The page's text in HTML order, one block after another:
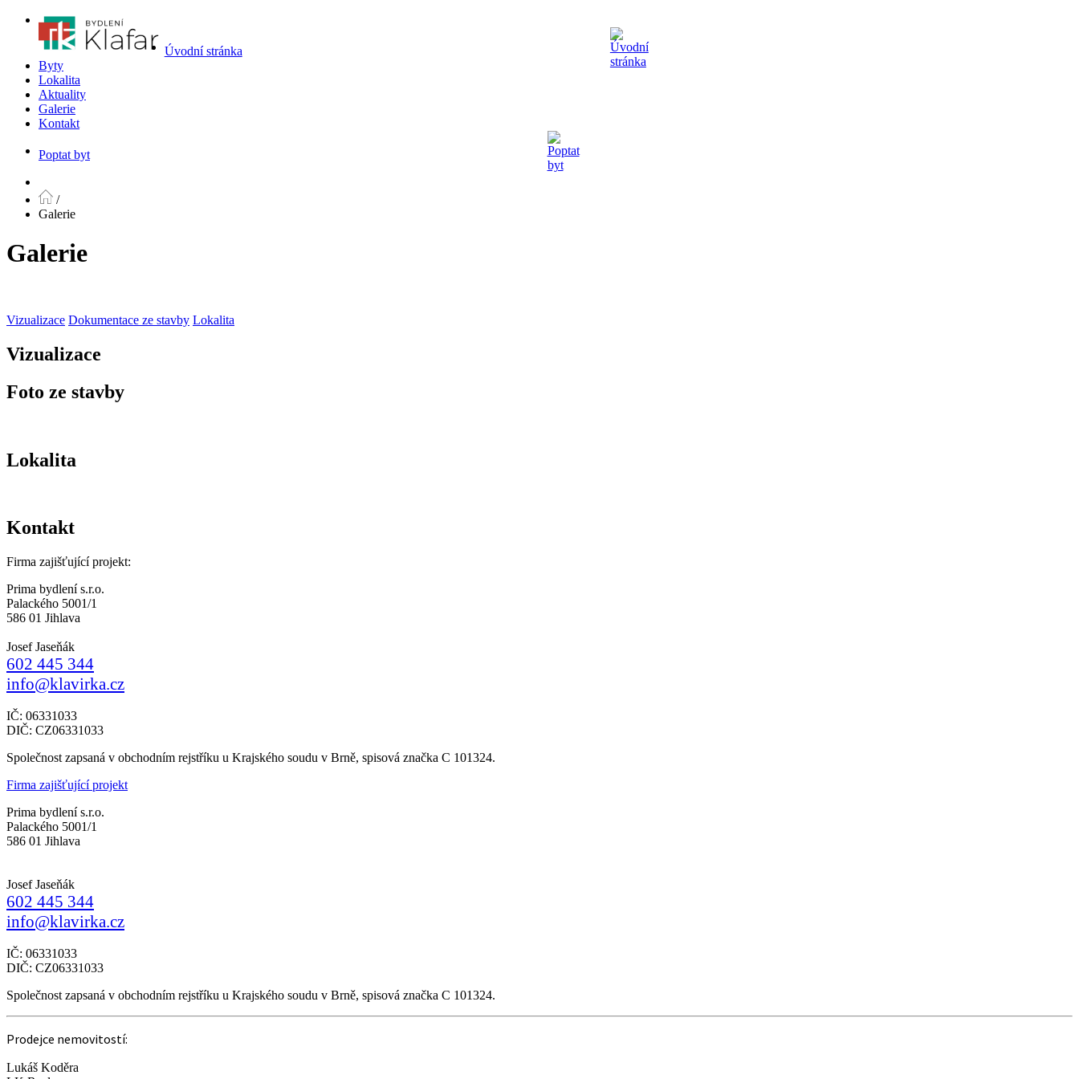
Úvodní stránka
Byty
Lokalita
Aktuality
Galerie
Kontakt
Poptat byt
/
Galerie
Galerie
Vizualizace Dokumentace ze stavby Lokalita
Vizualizace
Foto ze stavby
Lokalita
Kontakt
Firma zajišťující projekt:
Prima bydlení s.r.o.
Palackého 5001/1
586 01 Jihlava
Josef Jaseňák
602 445 344
info@klavirka.cz
IČ: 06331033
DIČ: CZ06331033
Společnost zapsaná v obchodním rejstříku u Krajského soudu v Brně, spisová značka C 101324.
Firma zajišťující projekt
Prima bydlení s.r.o.
Palackého 5001/1
586 01 Jihlava
Josef Jaseňák
602 445 344
info@klavirka.cz
IČ: 06331033
DIČ: CZ06331033
Společnost zapsaná v obchodním rejstříku u Krajského soudu v Brně, spisová značka C 101324.
Prodejce nemovitostí:
Lukáš Koděra